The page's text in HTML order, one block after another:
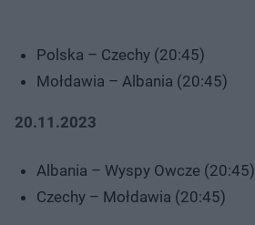
Polska – Czechy (20:45)
Mołdawia – Albania (20:45)
20.11.2023
Albania – Wyspy Owcze (20:45)
Czechy – Mołdawia (20:45)